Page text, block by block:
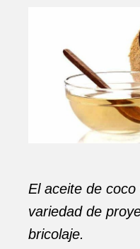
El aceite de
variedad de
bricolaje.